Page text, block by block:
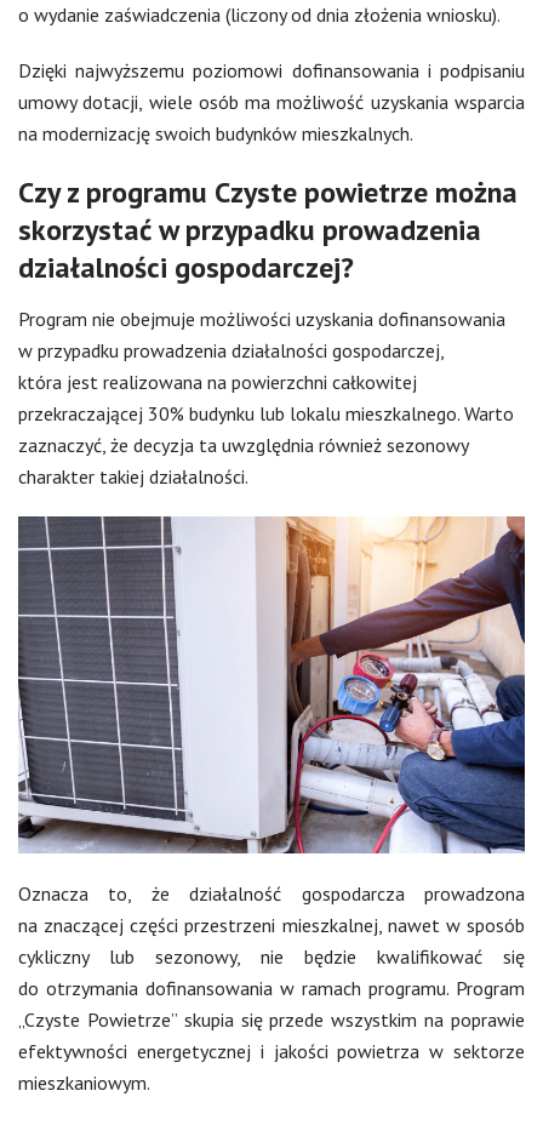
o wydanie zaświadczenia (liczony od dnia złożenia wniosku).
Dzięki najwyższemu poziomowi dofinansowania i podpisaniu
umowy dotacji, wiele osób ma możliwość uzyskania wsparcia
na modernizację swoich budynków mieszkalnych.
Czy z programu Czyste powietrze można
skorzystać w przypadku prowadzenia
działalności gospodarczej?
Program nie obejmuje możliwości uzyskania dofinansowania
w przypadku prowadzenia działalności gospodarczej,
która jest realizowana na powierzchni całkowitej
przekraczającej 30% budynku lub lokalu mieszkalnego. Warto
zaznaczyć, że decyzja ta uwzględnia również sezonowy
charakter takiej działalności.
Oznacza to, że działalność gospodarcza prowadzona
na znaczącej części przestrzeni mieszkalnej, nawet w sposób
cykliczny lub sezonowy, nie będzie kwalifikować się
do otrzymania dofinansowania w ramach programu. Program
„Czyste Powietrze” skupia się przede wszystkim na poprawie
efektywności energetycznej i jakości powietrza w sektorze
mieszkaniowym.